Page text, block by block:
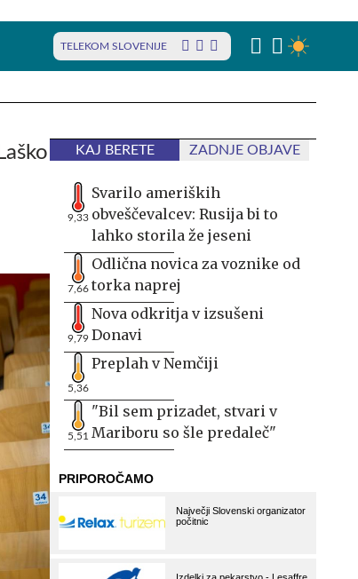
TELEKOM SLOVENIJE
KAJ BERETE ZADNJE OBJAVE
9,33
Svarilo ameriških
obveščevalcev: Rusija bi to
lahko storila že jeseni
7,66
Odlična novica za voznike od
torka naprej
9,79
Nova odkritja v izsušeni
Donavi
5,36
Preplah v Nemčiji
5,51
"Bil sem prizadet, stvari v
Mariboru so šle predaleč"